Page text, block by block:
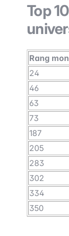
Top
Rang
24
46
63
73
187
205
283
302
334
350